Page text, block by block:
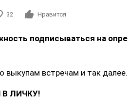
32 Нравится
подписываться на
выкупам встречам и так далее.
ЛИЧКУ!